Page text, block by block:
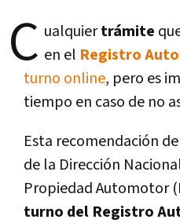
C ualquiertrámite
en el Registro
turno online, pero es
tiempo en caso de no
Esta recomendación
de la Dirección
Propiedad Automotor
turno del Registro